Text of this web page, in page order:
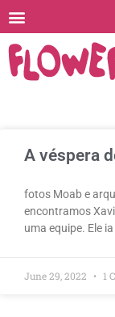
A véspera
fotos Moab e
encontramos
uma equipe. Ele
June 29, 2022 1